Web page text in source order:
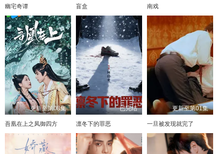
幽宅奇谭 盲盒 南戏
更新至第08集
吾凰在上之凤御四方
已完结
凛冬下的罪恶
更新至第01集
一旦被发现就完了